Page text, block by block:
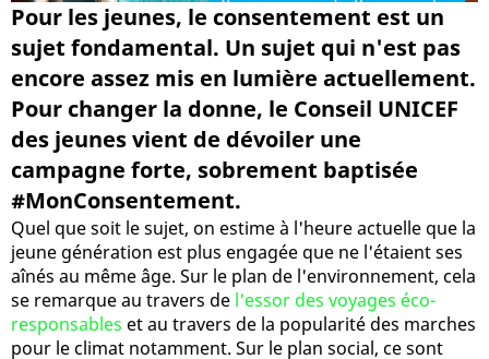
Pour les jeunes, le consentement est un
sujet fondamental. Un sujet qui n'est pas
encore assez mis en lumière actuellement.
Pour changer la donne, le Conseil UNICEF
des jeunes vient de dévoiler une
campagne forte, sobrement baptisée
#MonConsentement.
Quel que soit le sujet, on estime à l'heure actuelle que la
jeune génération est plus engagée que ne l'étaient ses
aînés au même âge. Sur le plan de l'environnement, cela
se remarque au travers de l'essor des voyages éco-
responsables et au travers de la popularité des marches
pour le climat notamment. Sur le plan social, ce sont